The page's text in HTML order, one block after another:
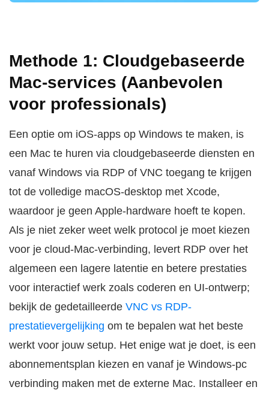
Methode 1: Cloudgebaseerde
Mac-services (Aanbevolen
voor professionals)
Een optie om iOS-apps op Windows te maken, is
een Mac te huren via cloudgebaseerde diensten en
vanaf Windows via RDP of VNC toegang te krijgen
tot de volledige macOS-desktop met Xcode,
waardoor je geen Apple-hardware hoeft te kopen.
Als je niet zeker weet welk protocol je moet kiezen
voor je cloud-Mac-verbinding, levert RDP over het
algemeen een lagere latentie en betere prestaties
voor interactief werk zoals coderen en UI-ontwerp;
bekijk de gedetailleerde VNC vs RDP-
prestatievergelijking om te bepalen wat het beste
werkt voor jouw setup. Het enige wat je doet, is een
abonnementsplan kiezen en vanaf je Windows-pc
verbinding maken met de externe Mac. Installeer en